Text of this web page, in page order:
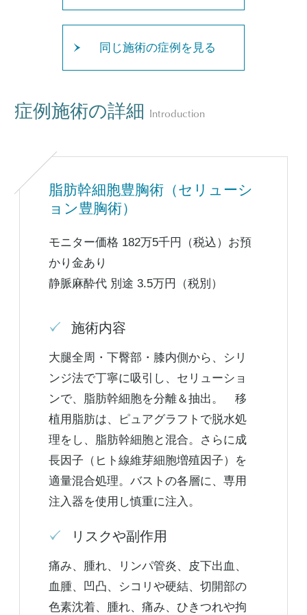
同じ施術の症例を見る
症例施術の詳細 Introduction
脂肪幹細胞豊胸術（セリューシ
ョン豊胸術）
モニター価格 182万5千円（税込）お預
かり金あり
静脈麻酔代 別途 3.5万円（税別）
施術内容
大腿全周・下臀部・膝内側から、シリ
ンジ法で丁寧に吸引し、セリューショ
ンで、脂肪幹細胞を分離＆抽出。 移
植用脂肪は、ピュアグラフトで脱水処
理をし、脂肪幹細胞と混合。さらに成
長因子（ヒト線維芽細胞増殖因子）を
適量混合処理。バストの各層に、専用
注入器を使用し慎重に注入。
リスクや副作用
痛み、腫れ、リンパ管炎、皮下出血、
血腫、凹凸、シコリや硬結、切開部の
色素沈着、腫れ、痛み、ひきつれや拘